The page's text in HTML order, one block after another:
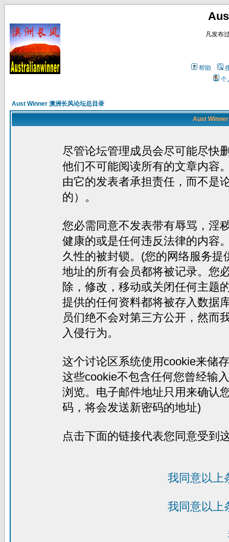
凡发布
帮助
个
Aust Winner 澳洲长风论坛总目录
Aust Winner
尽管论坛管理成员会尽可能尽快
他们不可能阅读所有的文章内容
由它的发表者承担责任，而不是
的）。
您必需同意不发表带有辱骂，淫
健康的或是任何违反法律的内容
久性的被封锁。(您的网络服务
地址的所有会员都将被记录。您
除，修改，移动或关闭任何主题
提供的任何资料都将被存入数据
员们绝不会对第三方公开，然而
入侵行为。
这个讨论区系统使用cookie来储
这些cookie不包含任何您曾经输
浏览。电子邮件地址只用来确认
码，将会发送新密码的地址)
点击下面的链接代表您同意受到
我同意以上
我同意以上